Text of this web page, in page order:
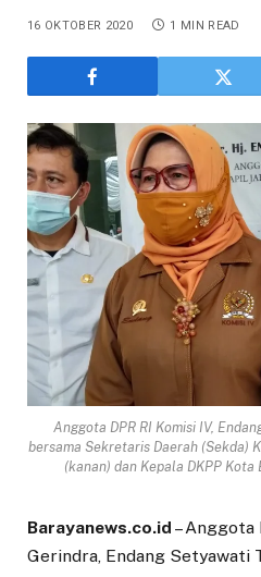
16 OKTOBER 2020 1 MIN READ
Anggota DPR RI Komisi IV,
bersama Sekretaris Daerah (Sekda)
(kanan) dan Kepala DKPP Kota
Barayanews.co.id – Anggota
Gerindra, Endang Setyawati